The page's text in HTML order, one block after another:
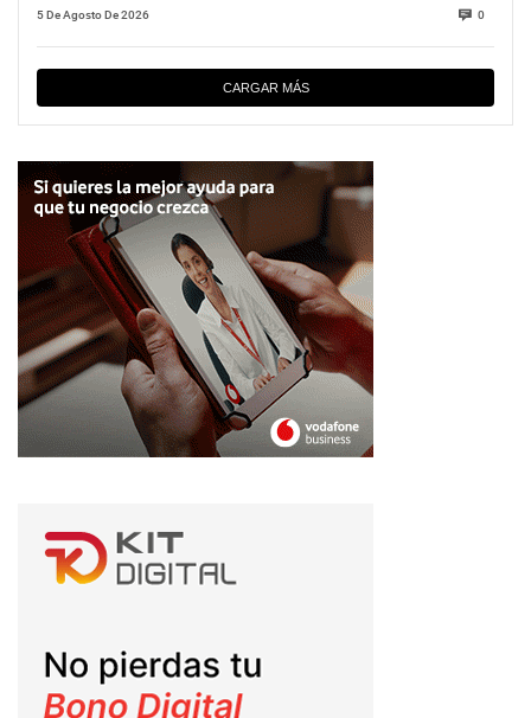
5 De Agosto De 2026 0
CARGAR MÁS